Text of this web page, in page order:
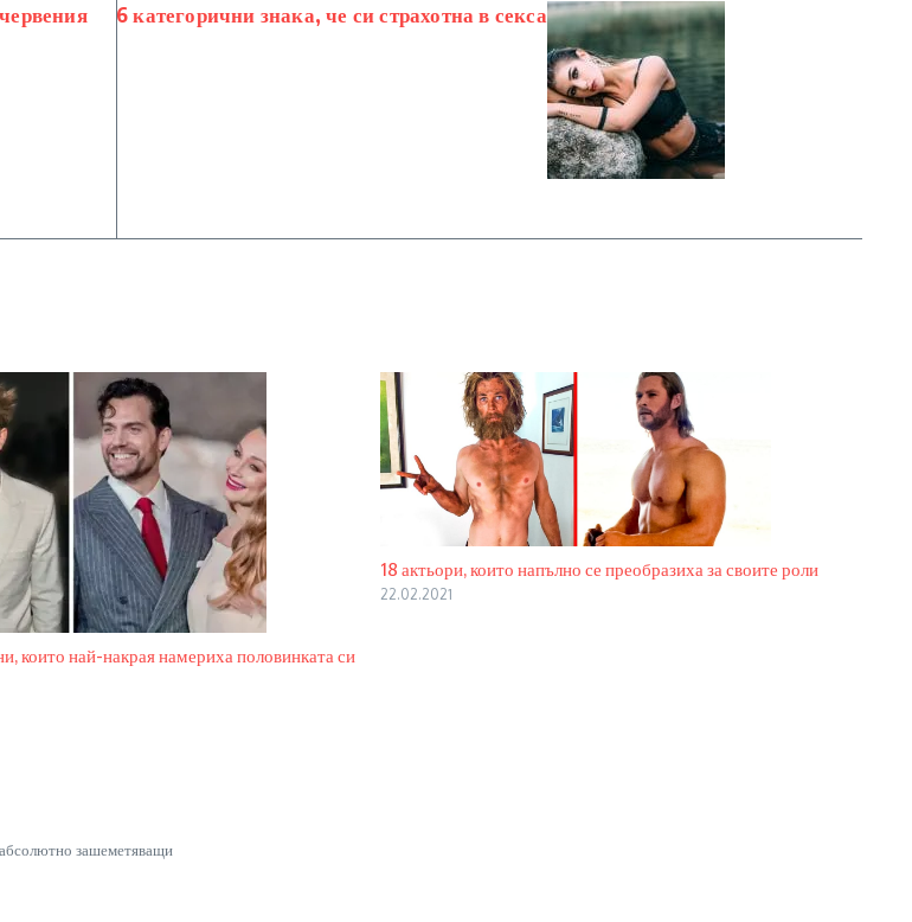
6 категорични знака, че си страхотна в секса
които най-накрая намериха половинката си
18 актьори, които напълно се преобразиха за своите роли
22.02.2021
абсолютно зашеметяващи